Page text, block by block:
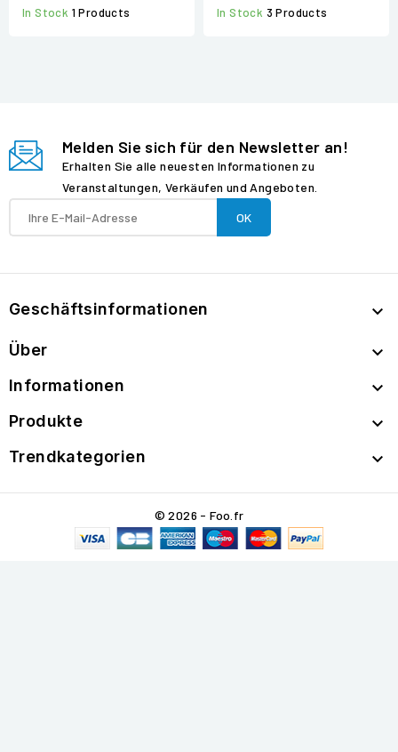
In Stock 1 Products In Stock 3 Products
Melden Sie sich für den Newsletter an!
Erhalten Sie alle neuesten Informationen zu
Veranstaltungen, Verkäufen und Angeboten.
Geschäftsinformationen 
Über 
Informationen 
Produkte 
Trendkategorien 
© 2026 - Foo.fr